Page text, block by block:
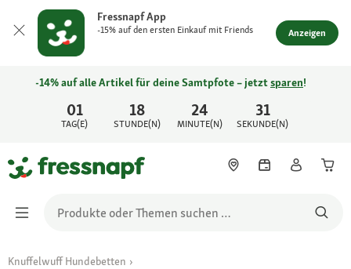
Fressnapf App
-15% auf den ersten Einkauf mit Friends Anzeigen
01
TAG(E)
18
STUNDE(N)
24
MINUTE(N)
31
SEKUNDE(N)
-14% auf alle Artikel für deine Samtpfote – jetztsparen!
Knuffelwuff Hundebetten